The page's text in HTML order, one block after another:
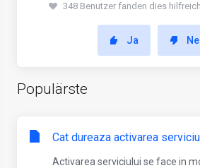
348 Benutzer fanden dies
Ja
Populärste
Cat dureaza activarea
Activarea serviciului se face in